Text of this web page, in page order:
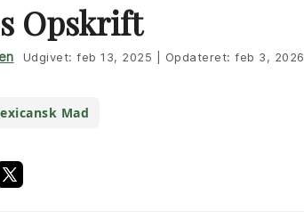
Opskrift
Udgivet: feb 13, 2025 Opdateret: feb 3, 2026
Mad